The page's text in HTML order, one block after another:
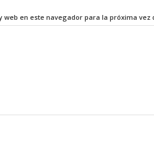
en este navegador para la próxima vez